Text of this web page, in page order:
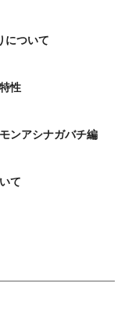
について
性
ンアシナガバチ編
て